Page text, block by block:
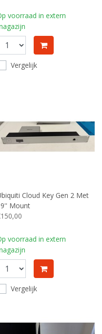
voorraad in extern
Vergelijk
Cloud Key Gen 2 Met
Mount
voorraad in extern
Vergelijk